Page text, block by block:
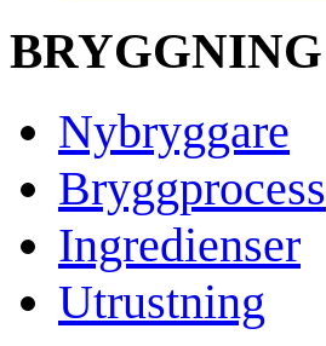
BRYGGNING
Nybryggare
Bryggprocess
Ingredienser
Utrustning